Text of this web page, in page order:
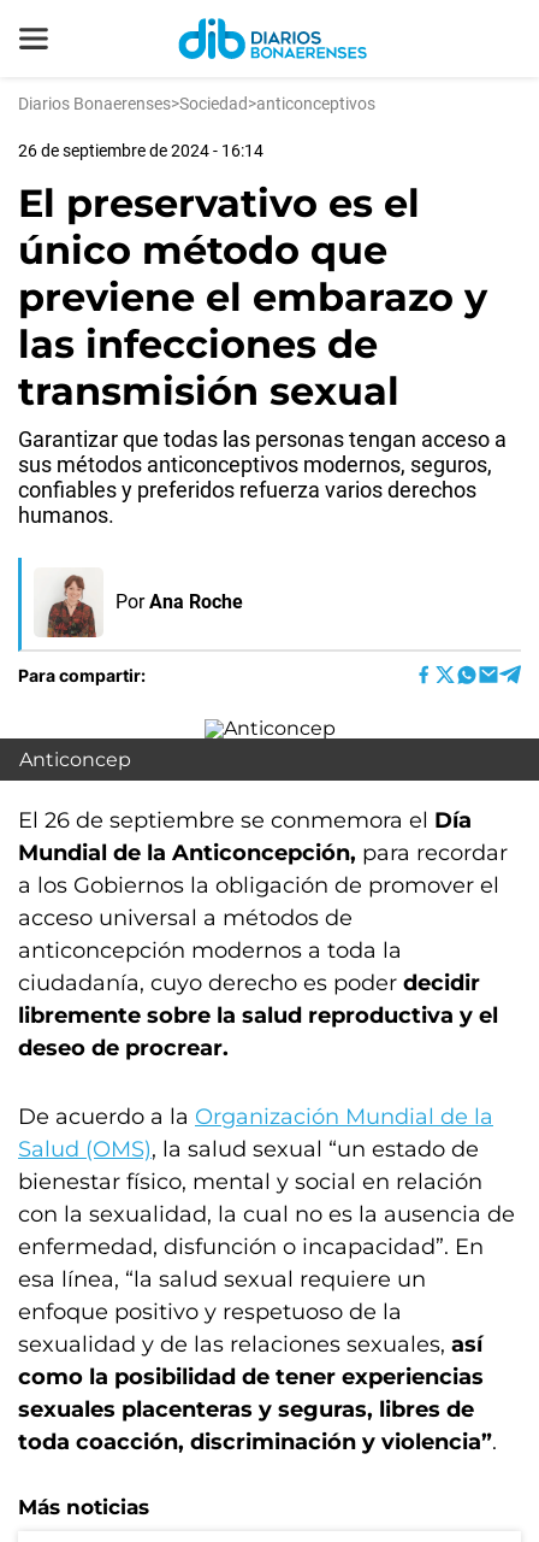
Diarios Bonaerenses>Sociedad>anticonceptivos
26 de septiembre de 2024 - 16:14
El preservativo es el
único método que
previene el embarazo y
las infecciones de
transmisión sexual
Garantizar que todas las personas tengan acceso a
sus métodos anticonceptivos modernos, seguros,
confiables y preferidos refuerza varios derechos
humanos.
Por Ana Roche
Para compartir:
Anticoncep
El 26 de septiembre se conmemora el Día
Mundial de la Anticoncepción, para recordar
a los Gobiernos la obligación de promover el
acceso universal a métodos de
anticoncepción modernos a toda la
ciudadanía, cuyo derecho es poder decidir
libremente sobre la salud reproductiva y el
deseo de procrear.
De acuerdo a la Organización Mundial de la
Salud (OMS), la salud sexual “un estado de
bienestar físico, mental y social en relación
con la sexualidad, la cual no es la ausencia de
enfermedad, disfunción o incapacidad”. En
esa línea, “la salud sexual requiere un
enfoque positivo y respetuoso de la
sexualidad y de las relaciones sexuales, así
como la posibilidad de tener experiencias
sexuales placenteras y seguras, libres de
toda coacción, discriminación y violencia”.
Más noticias